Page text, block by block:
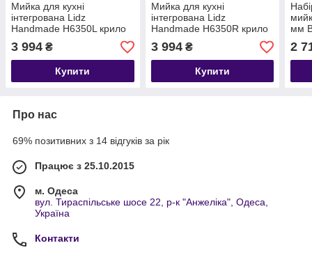
Мийка для кухні
інтегрована Lidz
Handmade H6350L крило
зліва
(LDH6350BRUL45588)
Brushed Steel 3,0/1,0 мм
3 994 ₴
Купити
Мийка для кухні
інтегрована Lidz
Handmade H6350R крило
праворуч
(LDH6350BRUR45587)
Brushed Steel 3,0/1,0 мм
3 994₴
Купити
мм
2
Про нас
69% позитивних з 14 відгуків за рік
Працює з 25.10.2015
м. Одеса
вул. Тираспільське шосе 22, р-к "Анжеліка", Одеса,
Україна
Контакти